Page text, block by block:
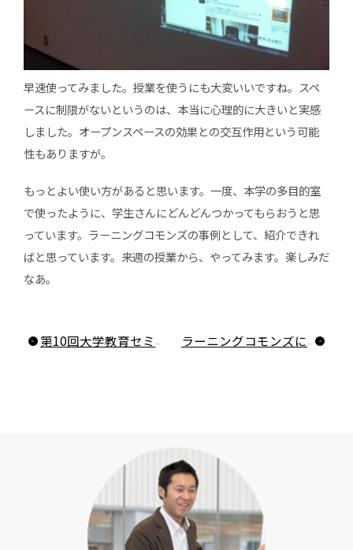
早速使ってみました。授業を使うにも大変いいですね。スペ
ースに制限がないというのは、本当に心理的に大きいと実感
しました。オープンスペースの効果との交互作用という可能
性もありますが。
もっとよい使い方があると思います。一度、本学の多目的室
で使ったように、学生さんにどんどんつかってもらおうと思
っています。ラーニングコモンズの事例として、紹介できれ
ばと思っています。来週の授業から、やってみます。楽しみだ
なあ。
第10回大学教育セミナー 「『学びの場』に向けた大学図書館の再構成を考える―学習支援促進のための三大学連携事業の中間報告」 を開催します ラーニングコモンズにアイデアペイントがきたー！！